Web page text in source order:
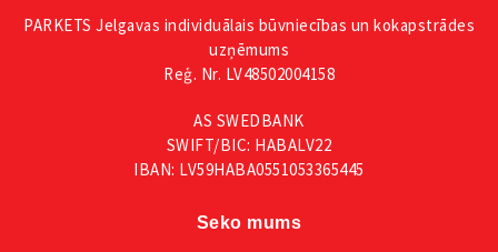
PARKETS Jelgavas individuālais būvniecības un kokapstrādes
uzņēmums
Reģ. Nr. LV48502004158
AS SWEDBANK
SWIFT/BIC: HABALV22
IBAN: LV59HABA0551053365445
Seko mums